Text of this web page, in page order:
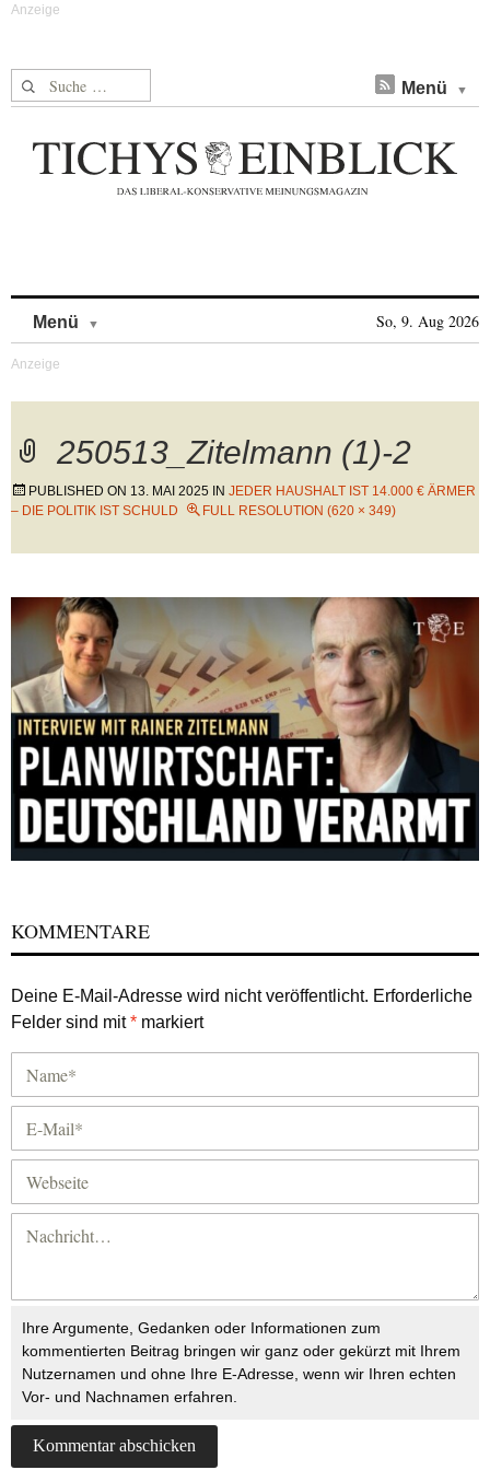
Suche nach: Menü
Menü So, 9. Aug 2026
250513_Zitelmann (1)-2
PUBLISHED ON 13. MAI 2025 IN JEDER HAUSHALT IST 14.000 € ÄRMER
– DIE POLITIK IST SCHULD
FULL RESOLUTION (620 × 349)
KOMMENTARE
Deine E-Mail-Adresse wird nicht veröffentlicht. Erforderliche
Felder sind mit* markiert
Ihre Argumente, Gedanken oder Informationen zum
kommentierten Beitrag bringen wir ganz oder gekürzt mit Ihrem
Nutzernamen und ohne Ihre E-Adresse, wenn wir Ihren echten
Vor- und Nachnamen erfahren.